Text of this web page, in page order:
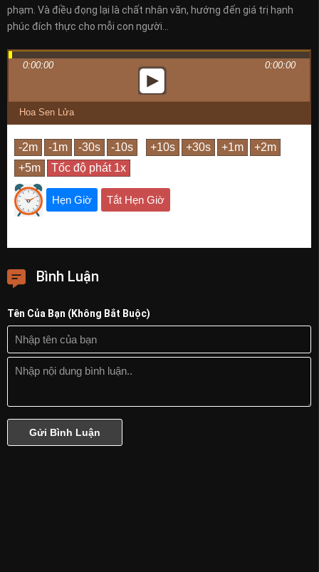
phạm. Và điều đọng lại là chất nhân văn, hướng đến giá trị hạnh
phúc đích thực cho mỗi con người…
0:00:00 0:00:00
Hoa Sen Lửa
Hẹn Giờ Tắt Hẹn Giờ
Bình Luận
Tên Của Bạn (Không Bắt Buộc)